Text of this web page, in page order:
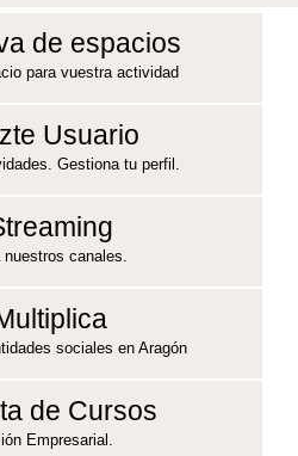
de espacios
para vuestra actividad
Usuario
Gestiona tu perfil.
nuestros canales.
sociales en Aragón
de Cursos
Empresarial.